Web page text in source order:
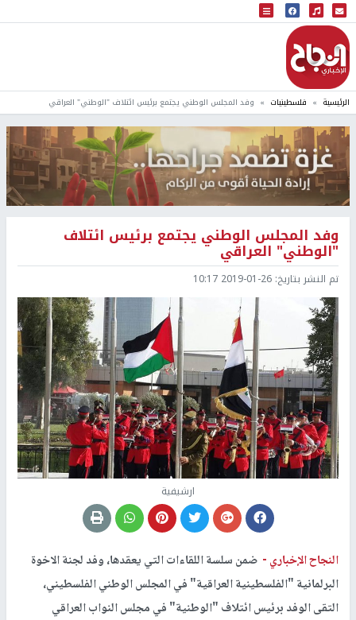
البث المباشر
إذاعة النجاح
الرئيسية فلسطينيات وفد المجلس الوطني يجتمع برئيس ائتلاف "الوطني" العراقي
وفد المجلس الوطني يجتمع برئيس ائتلاف
"الوطني" العراقي
تم النشر بتاريخ: 2019-01-26 10:17
ارشيفية
النجاح الإخباري - ضمن سلسة اللقاءات التي يعقدها، وفد لجنة الاخوة
البرلمانية "الفلسطينية العراقية" في المجلس الوطني الفلسطيني،
التقى الوفد برئيس ائتلاف "الوطنية" في مجلس النواب العراقي